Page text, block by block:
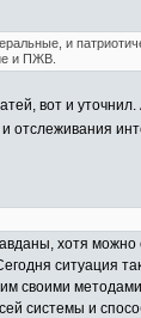
и
и ПЖВ.
вот и
отслеживания
хотя
ситуация
своими
системы и